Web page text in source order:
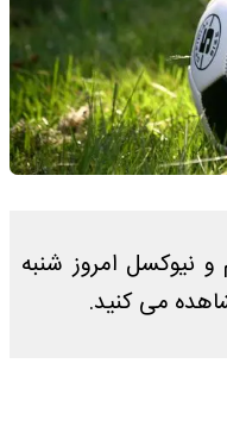
و نیوکسل امروز شنبه